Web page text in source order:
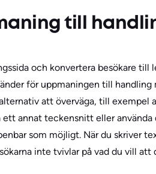
till
och konvertera besökare till
för uppmaningen till
att överväga, till exempel
ett annat teckensnitt eller
som möjligt. När du skriver
inte tvivlar på vad du vill att